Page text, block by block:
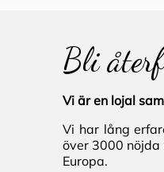
Bli
Vi är en lojal
Vi har lång
över 3000 nöjda
Europa.